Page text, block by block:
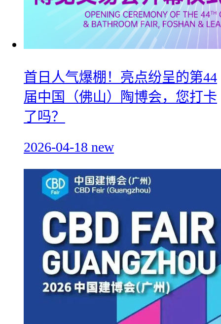
首日人气爆棚！亮点纷呈的第44
届中国（佛山）陶博会，您打卡
了吗？
2026-04-18 new